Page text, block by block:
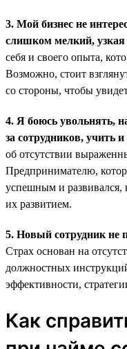
3. Мой бизнес не
слишком мелкий,
себя и своего опыта,
Возможно, стоит
со стороны, чтобы
4. Я боюсь увольнять,
за сотрудников, учить
об отсутствии
Предпринимателю,
успешным и развивался,
их развитием.
5. Новый сотрудник не
Страх основан на
должностных
эффективности,
Как